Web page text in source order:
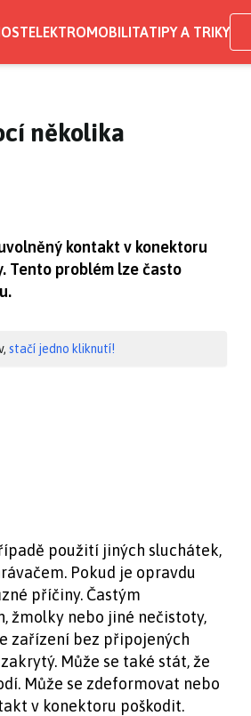
ELEKTROMOBILITATIPY A TRIKY
několika
kontakt v konektoru
Tento problém lze často
stačí jedno kliknutí!
použití jiných sluchátek,
Pokud je opravdu
příčiny. Častým
žmolky nebo jiné nečistoty,
zařízení bez připojených
Může se také stát, že
Může se zdeformovat nebo
v konektoru poškodit.